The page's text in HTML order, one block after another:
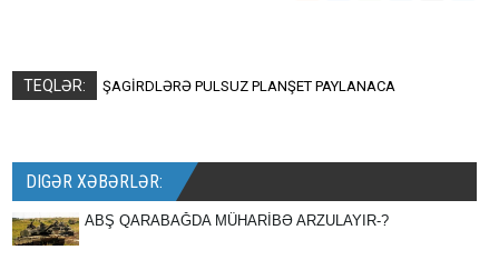
TEQLƏR: ŞAGİRDLƏRƏ PULSUZ PLANŞET PAYLANACA
DIGƏR XƏBƏRLƏR:
ABŞ QARABAĞDA MÜHARİBƏ ARZULAYIR-?